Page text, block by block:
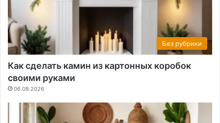
Без рубрики
Как сделать камин из картонных коробок
своими руками
06.08.2026